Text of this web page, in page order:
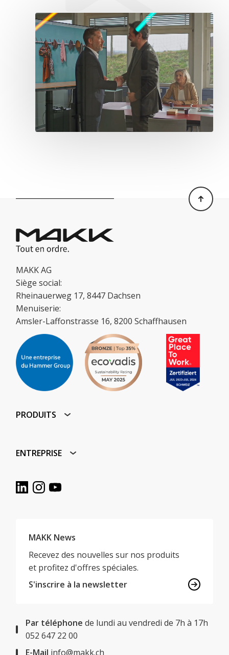
MAKK AG
Siège social:
Rheinauerweg 17, 8447 Dachsen
Menuiserie:
Amsler-Laffonstrasse 16, 8200 Schaffhausen
PRODUITS
ENTREPRISE
MAKK News
Recevez des nouvelles sur nos produits
et profitez d'offres spéciales.
S'inscrire à la newsletter
Par téléphone de lundi au vendredi de 7h à 17h
052 647 22 00
E-Mail info@makk.ch